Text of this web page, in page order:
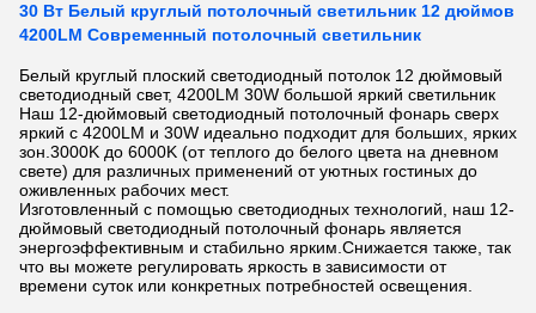
30 Вт Белый круглый потолочный светильник 12 дюймов
4200LM Современный потолочный светильник
Белый круглый плоский светодиодный потолок 12 дюймовый
светодиодный свет, 4200LM 30W большой яркий светильник
Наш 12-дюймовый светодиодный потолочный фонарь сверх
яркий с 4200LM и 30W идеально подходит для больших, ярких
зон.3000K до 6000K (от теплого до белого цвета на дневном
свете) для различных применений от уютных гостиных до
оживленных рабочих мест.
Изготовленный с помощью светодиодных технологий, наш 12-
дюймовый светодиодный потолочный фонарь является
энергоэффективным и стабильно ярким.Снижается также, так
что вы можете регулировать яркость в зависимости от
времени суток или конкретных потребностей освещения.